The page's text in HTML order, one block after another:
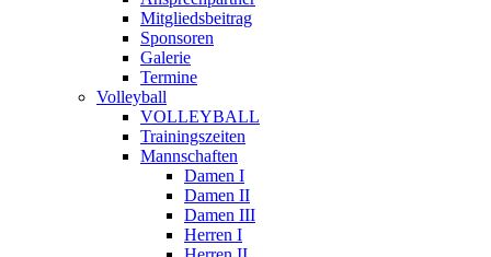
Mitgliedsbeitrag
Sponsoren
Galerie
Termine
Volleyball
VOLLEYBALL
Trainingszeiten
Mannschaften
Damen I
Damen II
Damen III
Herren I